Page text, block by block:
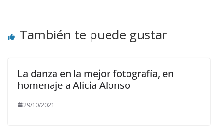
También te puede gustar
La danza en la mejor fotografía, en
homenaje a Alicia Alonso
29/10/2021